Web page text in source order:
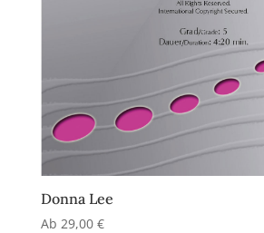
Donna Lee
Ab 29,00 €